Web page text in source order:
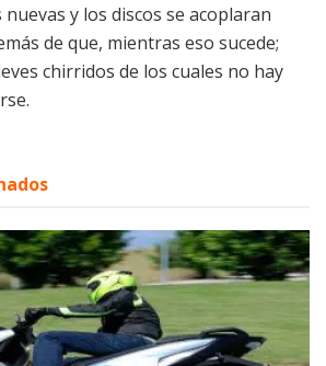
y los discos se acoplaran
de que, mientras eso sucede;
chirridos de los cuales no hay